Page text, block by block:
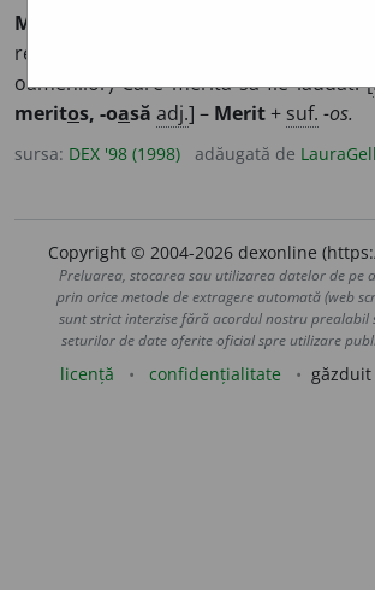
MERITU
reușit, valoros, meritoriu. ♦
oamenilor) Care merită să fie lăudat. [
meritos, -oasă adj.] – Merit+ suf. -os.
sursa: DEX '98 (1998) adăugată de
Copyright © 2004-2026 dexonline
Preluarea, stocarea sau utilizarea datelor de pe
prin orice metode de extragere automată (web
sunt strict interzise fără acordul nostru prealabil
seturilor de date oferite oficial spre utilizare
licență confidențialitate găzduit